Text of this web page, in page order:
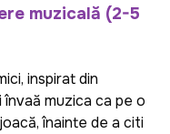
muzicală (2-5
inspirat din
muzica ca pe o
înainte de a citi